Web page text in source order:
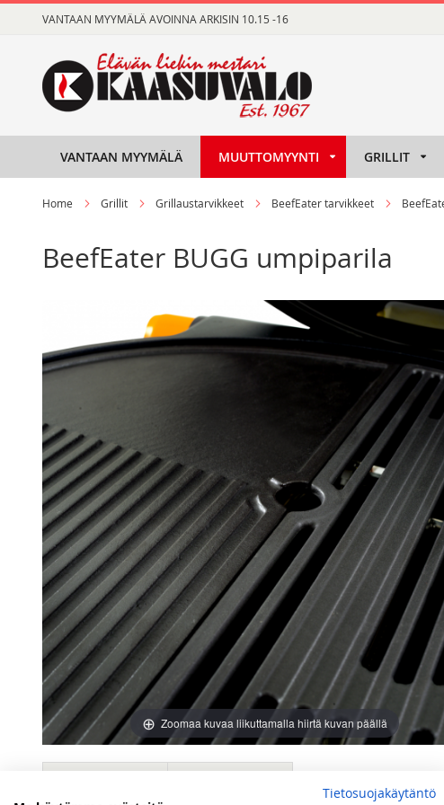
to
VANTAAN MYYMÄLÄ AVOINNA ARKISIN 10.15 -16
VANTAAN MYYMÄLÄ MUUTTOMYYNTI GRILLIT
Home Grillit Grillaustarvikkeet BeefEater tarvikkeet
BeefEater BUGG umpiparila
end
of
gallery
beginning
of
gallery
Zoomaa kuvaa liikuttamalla hiirtä kuvan päällä
Tietosuojakäytäntö